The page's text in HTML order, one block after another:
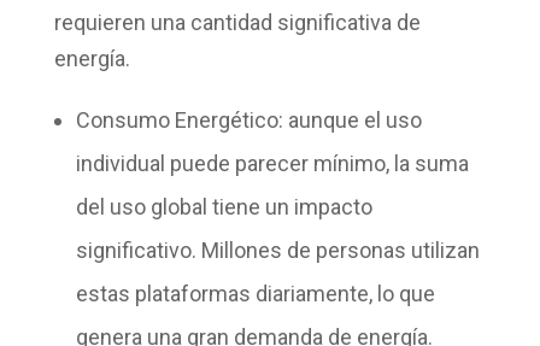
requieren una cantidad significativa de
energía.
Consumo Energético: aunque el uso
individual puede parecer mínimo, la suma
del uso global tiene un impacto
significativo. Millones de personas utilizan
estas plataformas diariamente, lo que
genera una gran demanda de energía.